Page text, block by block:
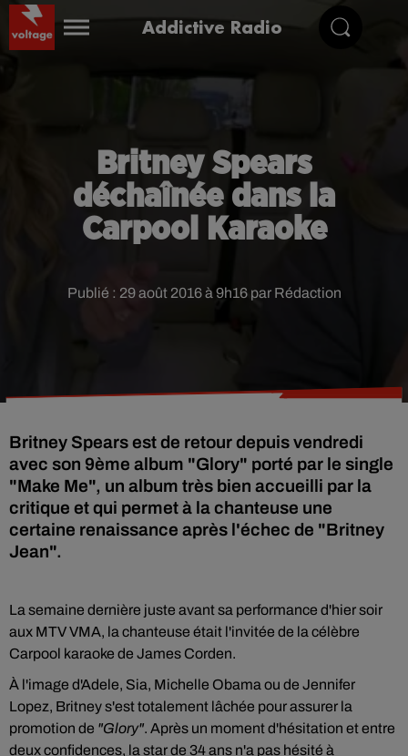
Addictive Radio
Britney Spears
déchaînée dans la
Carpool Karaoke
Publié : 29 août 2016 à 9h16 par Rédaction
Britney Spears est de retour depuis vendredi
avec son 9ème album "Glory" porté par le single
"Make Me", un album très bien accueilli par la
critique et qui permet à la chanteuse une
certaine renaissance après l'échec de "Britney
Jean".
La semaine dernière juste avant sa performance d'hier soir
aux MTV VMA, la chanteuse était l'invitée de la célèbre
Carpool karaoke de James Corden.
À l'image d'Adele, Sia, Michelle Obama ou de Jennifer
Lopez, Britney s'est totalement lâchée pour assurer la
promotion de "Glory". Après un moment d'hésitation et entre
deux confidences, la star de 34 ans n'a pas hésité à